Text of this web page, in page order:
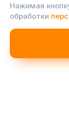
Нажимая
обработки